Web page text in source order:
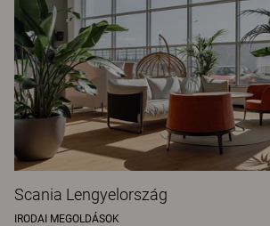
Scania Lengyelország
IRODAI MEGOLDÁSOK